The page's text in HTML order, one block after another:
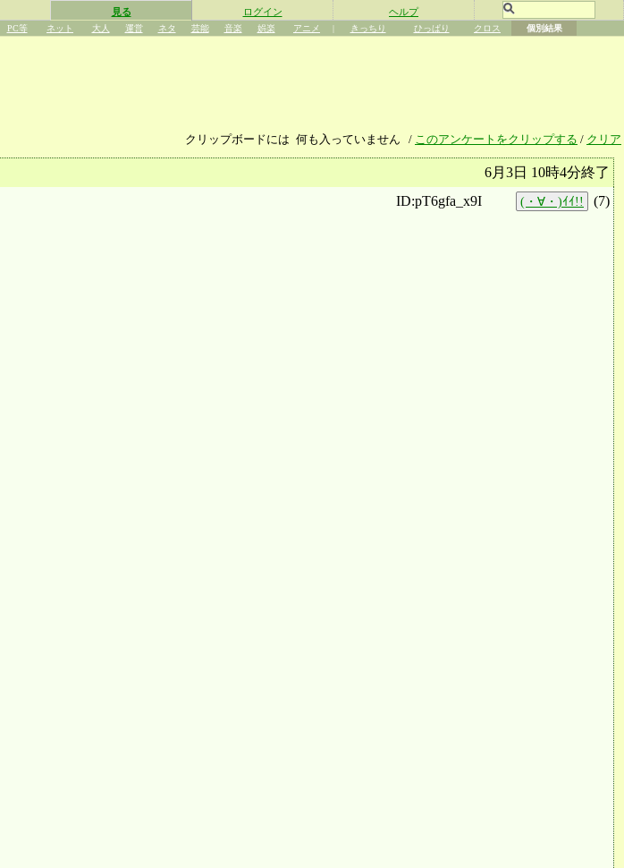
見る ログイン ヘルプ
PC等 ネット 大人 運営 ネタ 芸能 音楽 娯楽 アニメ | きっちり ひっぱり クロス 個別結果
クリップボードには 何も入っていません / このアンケートをクリップする / クリア
6月3日 10時4分終了
ID:pT6gfa_x9I
(・∀・)ｲｲ!! (7)